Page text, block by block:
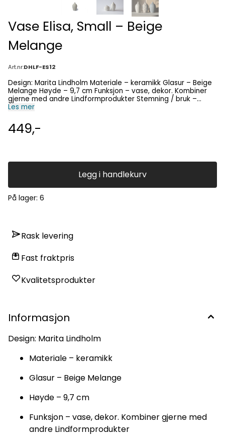
Vase Elisa, Small – Beige
Melange
Art.nr:DHLF-ES12
Design: Marita Lindholm Materiale – keramikk Glasur – Beige
Melange Høyde – 9,7 cm Funksjon – vase, dekor. Kombiner
gjerne med andre Lindformprodukter Stemning / bruk –
Les mer
449,-
Legg i handlekurv
På lager: 6
Rask levering
Fast fraktpris
Kvalitetsprodukter
Informasjon
Design: Marita Lindholm
Materiale – keramikk
Glasur – Beige Melange
Høyde – 9,7 cm
Funksjon – vase, dekor. Kombiner gjerne med
andre Lindformprodukter